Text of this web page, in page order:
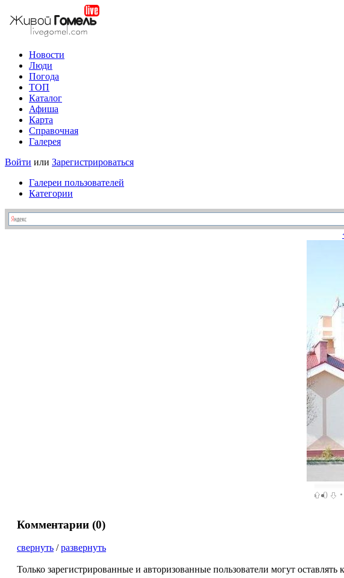
Новости
Люди
Погода
ТОП
Каталог
Афиша
Карта
Справочная
Галерея
Войти или Зарегистрироваться
Галереи пользователей
Категории
0
Комментарии (0)
свернуть /развернуть
Только зарегистрированные и авторизованные пользователи могут оставлять